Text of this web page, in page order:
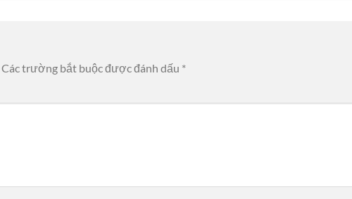
Các trường bắt buộc được đánh dấu *